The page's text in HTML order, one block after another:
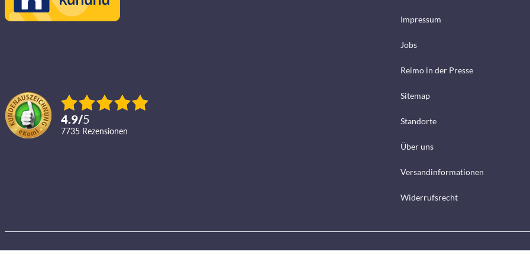
4.9/5
7735 Rezensionen
Impressum
Jobs
Reimo in der Presse
Sitemap
Standorte
Über uns
Versandinformationen
Widerrufsrecht